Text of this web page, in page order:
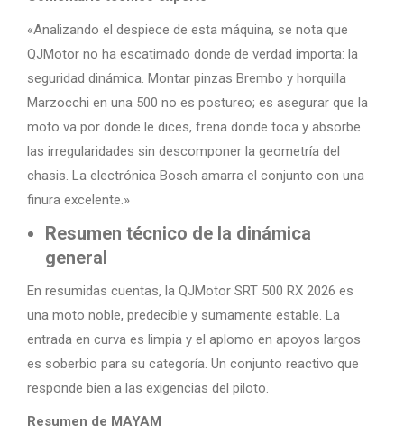
«Analizando el despiece de esta máquina, se nota que
QJMotor no ha escatimado donde de verdad importa: la
seguridad dinámica. Montar pinzas Brembo y horquilla
Marzocchi en una 500 no es postureo; es asegurar que la
moto va por donde le dices, frena donde toca y absorbe
las irregularidades sin descomponer la geometría del
chasis. La electrónica Bosch amarra el conjunto con una
finura excelente.»
Resumen técnico de la dinámica
general
En resumidas cuentas, la QJMotor SRT 500 RX 2026 es
una moto noble, predecible y sumamente estable. La
entrada en curva es limpia y el aplomo en apoyos largos
es soberbio para su categoría. Un conjunto reactivo que
responde bien a las exigencias del piloto.
Resumen de MAYAM